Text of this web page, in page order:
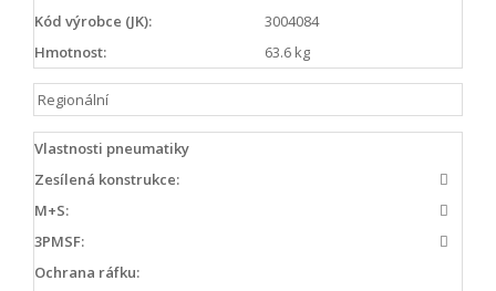
Kód výrobce (JK):
3004084
Hmotnost:
63.6 kg
Regionální
Vlastnosti pneumatiky
Zesílená konstrukce:
M+S:
3PMSF:
Ochrana ráfku: